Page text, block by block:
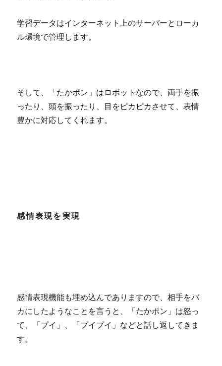
学習データはインターネット上のサーバーとローカ
ル環境で管理します。
そして、「たかポン」はロボットなので、両手を振
ったり、頭を振ったり、目をピカピカさせて、表情
豊かに対応してくれます。
感情表現を実現
感情表現機能も埋め込んでありますので、相手をバ
カにしたようなことを言うと、「たかポン」は怒っ
て、「プイ」、「プイプイ」などと話し返してきま
す。